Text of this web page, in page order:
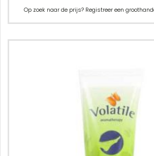
Op zoek naar de prijs? Registreer een